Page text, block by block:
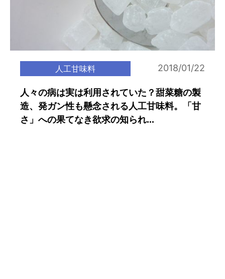
人工甘味料 2018/01/22
人々の病は実は利用されていた？甜菜糖の製
造、発ガン性も懸念される人工甘味料。「甘
さ」への果てなき欲求の知られ...